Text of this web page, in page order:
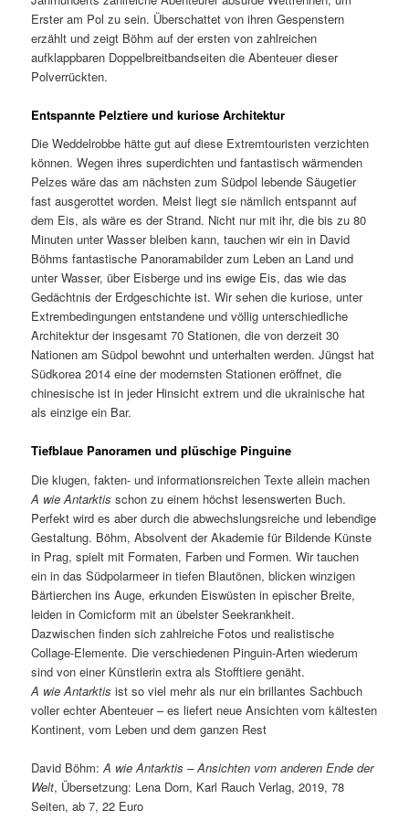
Erster am Pol zu sein. Überschattet von ihren Gespenstern
erzählt und zeigt Böhm auf der ersten von zahlreichen
aufklappbaren Doppelbreitbandseiten die Abenteuer dieser
Polverrückten.
Entspannte Pelztiere und kuriose Architektur
Die Weddelrobbe hätte gut auf diese Extremtouristen verzichten
können. Wegen ihres superdichten und fantastisch wärmenden
Pelzes wäre das am nächsten zum Südpol lebende Säugetier
fast ausgerottet worden. Meist liegt sie nämlich entspannt auf
dem Eis, als wäre es der Strand. Nicht nur mit ihr, die bis zu 80
Minuten unter Wasser bleiben kann, tauchen wir ein in David
Böhms fantastische Panoramabilder zum Leben an Land und
unter Wasser, über Eisberge und ins ewige Eis, das wie das
Gedächtnis der Erdgeschichte ist. Wir sehen die kuriose, unter
Extrembedingungen entstandene und völlig unterschiedliche
Architektur der insgesamt 70 Stationen, die von derzeit 30
Nationen am Südpol bewohnt und unterhalten werden. Jüngst hat
Südkorea 2014 eine der modernsten Stationen eröffnet, die
chinesische ist in jeder Hinsicht extrem und die ukrainische hat
als einzige ein Bar.
Tiefblaue Panoramen und plüschige Pinguine
Die klugen, fakten- und informationsreichen Texte allein machen
A wie Antarktis schon zu einem höchst lesenswerten Buch.
Perfekt wird es aber durch die abwechslungsreiche und lebendige
Gestaltung. Böhm, Absolvent der Akademie für Bildende Künste
in Prag, spielt mit Formaten, Farben und Formen. Wir tauchen
ein in das Südpolarmeer in tiefen Blautönen, blicken winzigen
Bärtierchen ins Auge, erkunden Eiswüsten in epischer Breite,
leiden in Comicform mit an übelster Seekrankheit.
Dazwischen finden sich zahlreiche Fotos und realistische
Collage-Elemente. Die verschiedenen Pinguin-Arten wiederum
sind von einer Künstlerin extra als Stofftiere genäht.
A wie Antarktis ist so viel mehr als nur ein brillantes Sachbuch
voller echter Abenteuer – es liefert neue Ansichten vom kältesten
Kontinent, vom Leben und dem ganzen Rest
David Böhm:A wie Antarktis – Ansichten vom anderen Ende der
Welt, Übersetzung: Lena Dorn, Karl Rauch Verlag, 2019, 78
Seiten, ab 7, 22 Euro